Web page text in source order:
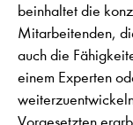
beinhaltet die
Mitarbeitenden,
auch die
einem Experten